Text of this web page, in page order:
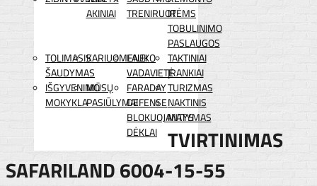
AKINIAI
TRENIRUOTĖMS
IR
TOBULINIMO
PASLAUGOS
TOLIMASIS
ŠAUDYMAS
KARIUOMENEI
LAUKO
VADAVIETĖ
TAKTINIAI
ĮRANKIAI
IŠGYVENIMO
MOKYKLA
MŪSŲ
PASIŪLYMAI
FARADAY
DEFENSE
BLOKUOJANTYS
DĖKLAI
TURIZMAS
NAKTINIS
MATYMAS
TVIRTINIMAS
SAFARILAND 6004-15-55